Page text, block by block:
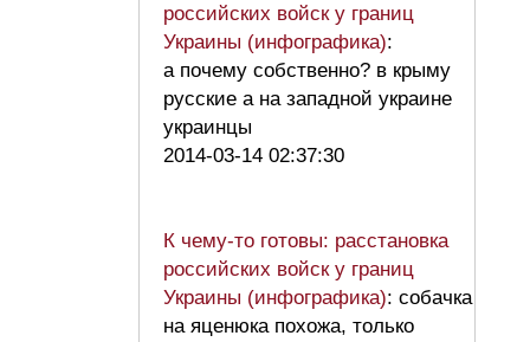
российских войск у границ
Украины (инфографика):
а почему собственно? в крыму
русские а на западной украине
украинцы
2014-03-14 02:37:30
К чему-то готовы: расстановка
российских войск у границ
Украины (инфографика): собачка
на яценюка похожа, только